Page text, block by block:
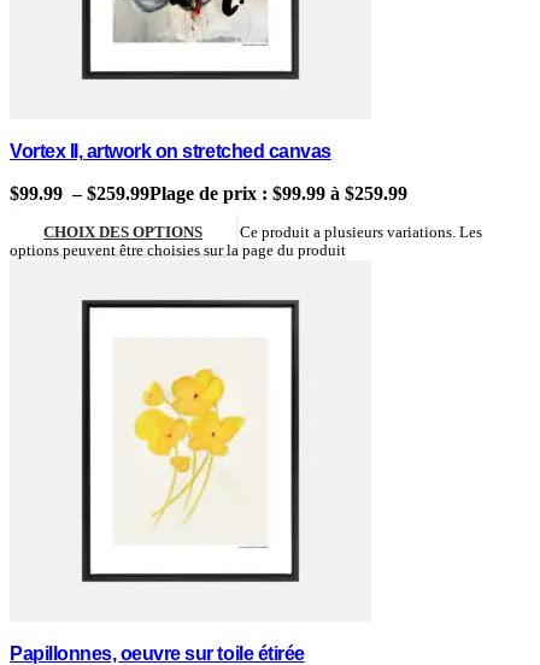
Vortex II, artwork on stretched canvas
$99.99 – $259.99Plage de prix : $99.99 à $259.99
CHOIX DES OPTIONS
Ce produit a plusieurs variations. Les
options peuvent être choisies sur la page du produit
Papillonnes, oeuvre sur toile étirée